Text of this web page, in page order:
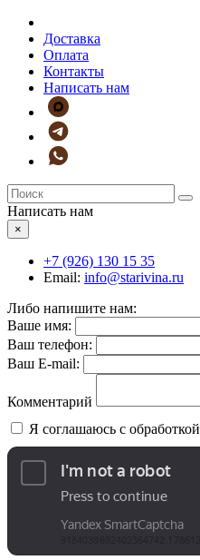
Доставка
Оплата
Контакты
Написать нам
Написать нам
×
+7 (926) 130 15 35
Email: info@starivina.ru
Либо напишите нам:
Ваше имя:
Ваш телефон:
Ваш E-mail:
Комментарий
Я соглашаюсь с обработкой